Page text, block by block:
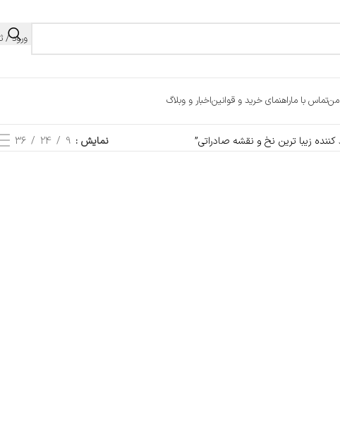
ورود /
تماس با ماراهنمای خرید و قوانیناخبار و وبلاگ
زیبا ترین نخ و نقشه صادراتی” نمایش 9
24
36